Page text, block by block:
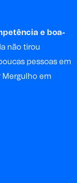
e boa-
não tirou
pessoas em
Mergulho em